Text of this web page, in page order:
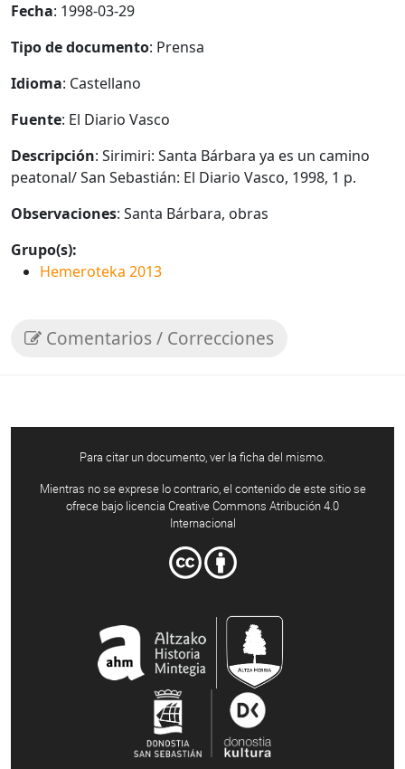
Fecha: 1998-03-29
Tipo de documento: Prensa
Idioma: Castellano
Fuente: El Diario Vasco
Descripción: Sirimiri: Santa Bárbara ya es un camino
peatonal/ San Sebastián: El Diario Vasco, 1998, 1 p.
Observaciones: Santa Bárbara, obras
Grupo(s):
Hemeroteka 2013
Comentarios / Correcciones
Para citar un documento, ver la ficha del mismo.
Mientras no se exprese lo contrario, el contenido de este sitio se
ofrece bajo licencia Creative Commons Atribución 4.0
Internacional